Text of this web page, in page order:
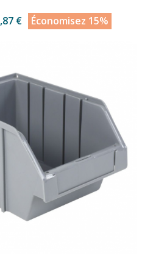
€ Économisez 15%